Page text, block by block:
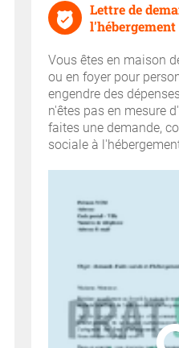
Lettre de
l'hébergement
Vous êtes en maison
ou en foyer pour
engendre des
n'êtes pas en mesure
faites une demande,
sociale à